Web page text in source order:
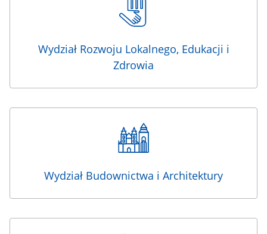
Wydział Rozwoju Lokalnego, Edukacji i
Zdrowia
Wydział Budownictwa i Architektury